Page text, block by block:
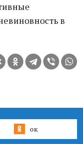
в
ок